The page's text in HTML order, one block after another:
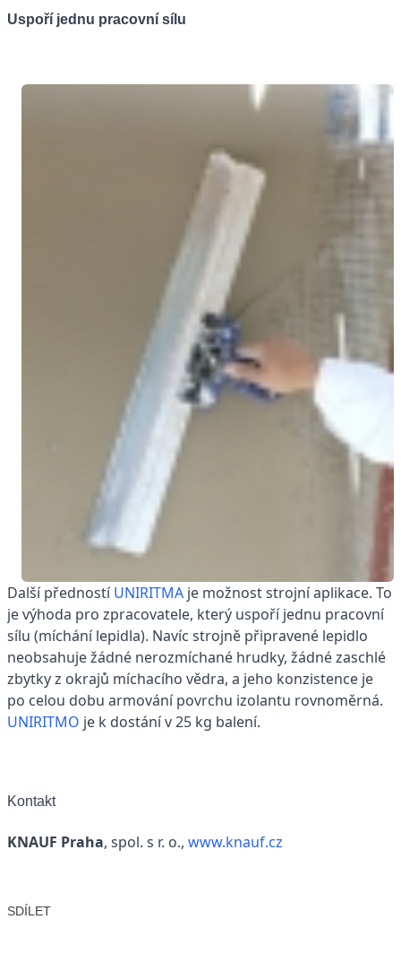
Uspoří jednu pracovní sílu
Další přednostíUNIRITMA je možnost strojní aplikace. To
je výhoda pro zpracovatele, který uspoří jednu pracovní
sílu (míchání lepidla). Navíc strojně připravené lepidlo
neobsahuje žádné nerozmíchané hrudky, žádné zaschlé
zbytky z okrajů míchacího vědra, a jeho konzistence je
po celou dobu armování povrchu izolantu rovnoměrná.
UNIRITMO je k dostání v 25 kg balení.
Kontakt
KNAUF Praha, spol. s r. o., www.knauf.cz
SDÍLET